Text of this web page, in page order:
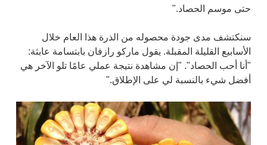
حتى موسم الحصاد."
سنكتشف مدى جودة محصوله من الذرة هذا العام خلال
الأسابيع القليلة المقبلة. يقول ماركو رازفان بابتسامة عابثة:
"أنا أحب الحصاد". "إن مشاهدة نتيجة عملي عامًا تلو الآخر هي
أفضل شيء بالنسبة لي على الإطلاق."